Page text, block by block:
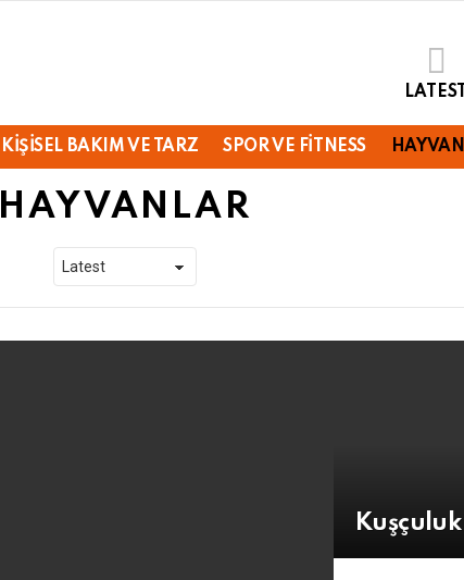
LATEST
KIŞISEL BAKIM VE TARZ SPOR VE FITNESS
HAYVANLAR
Kuşçuluk